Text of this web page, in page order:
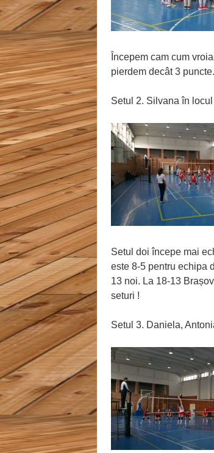
Începem cam cum
pierdem decât 3
Setul 2. Silvana în
Setul doi începe mai
este 8-5 pentru echipa
13 noi. La 18-13
seturi !
Setul 3. Daniela,